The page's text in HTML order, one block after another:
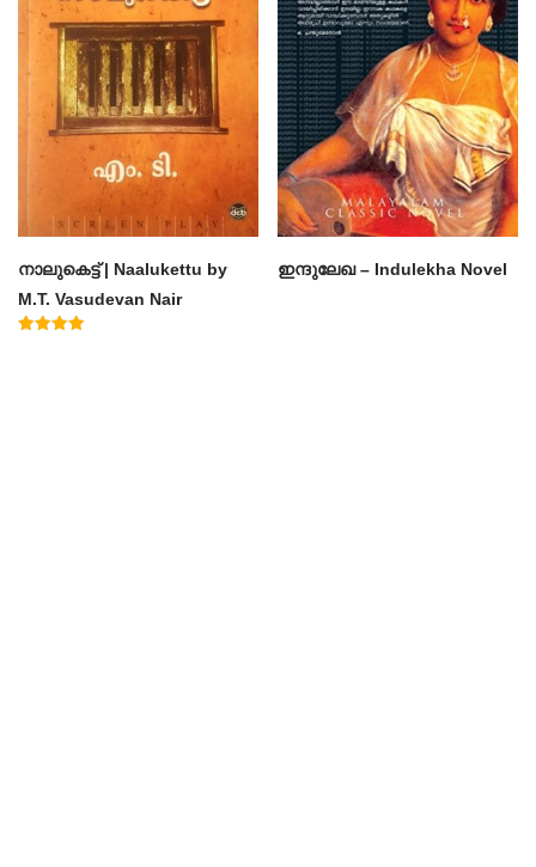
നാലുകെട്ട് | Naalukettu by
M.T. Vasudevan Nair
ഇന്ദുലേഖ – Indulekha Novel